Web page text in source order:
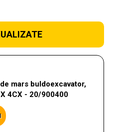
mars buldoexcavator,
4CX - 20/900400